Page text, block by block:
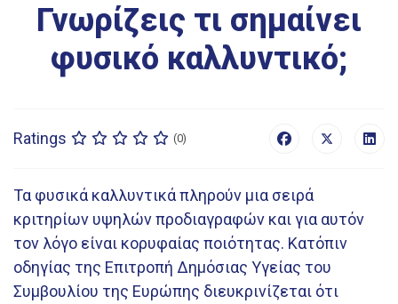
Γνωρίζεις τι σημαίνει
φυσικό καλλυντικό;
Ratings (0)
Τα φυσικά καλλυντικά πληρούν μια σειρά
κριτηρίων υψηλών προδιαγραφών και για αυτόν
τον λόγο είναι κορυφαίας ποιότητας. Κατόπιν
οδηγίας της Επιτροπή Δημόσιας Υγείας του
Συμβουλίου της Ευρώπης διευκρινίζεται ότι